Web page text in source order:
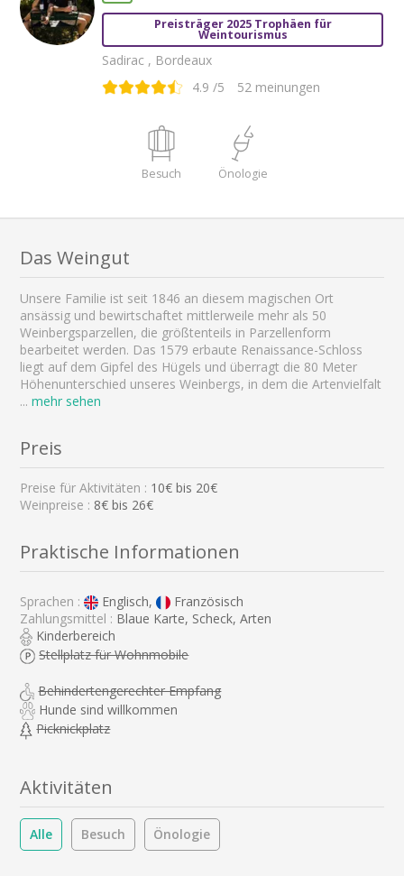
Preisträger 2025 Trophäen für
Weintourismus
Sadirac , Bordeaux
4.9 /5 52 meinungen
Besuch Önologie
Das Weingut
Unsere Familie ist seit 1846 an diesem magischen Ort
ansässig und bewirtschaftet mittlerweile mehr als 50
Weinbergsparzellen, die größtenteils in Parzellenform
bearbeitet werden. Das 1579 erbaute Renaissance-Schloss
liegt auf dem Gipfel des Hügels und überragt die 80 Meter
Höhenunterschied unseres Weinbergs, in dem die Artenvielfalt
... mehr sehen
Preis
Preise für Aktivitäten : 10€ bis 20€
Weinpreise : 8€ bis 26€
Praktische Informationen
Sprachen : Englisch,
Französisch
Zahlungsmittel : Blaue Karte, Scheck, Arten
Kinderbereich
Stellplatz für Wohnmobile
Behindertengerechter Empfang
Hunde sind willkommen
Picknickplatz
Aktivitäten
Alle Besuch Önologie